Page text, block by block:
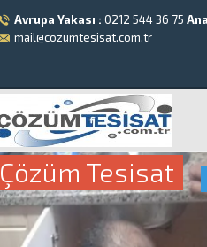
Avrupa Yakası : 0212 544 36 75
mail@cozumtesisat.com.tr
Çözüm Tesisat